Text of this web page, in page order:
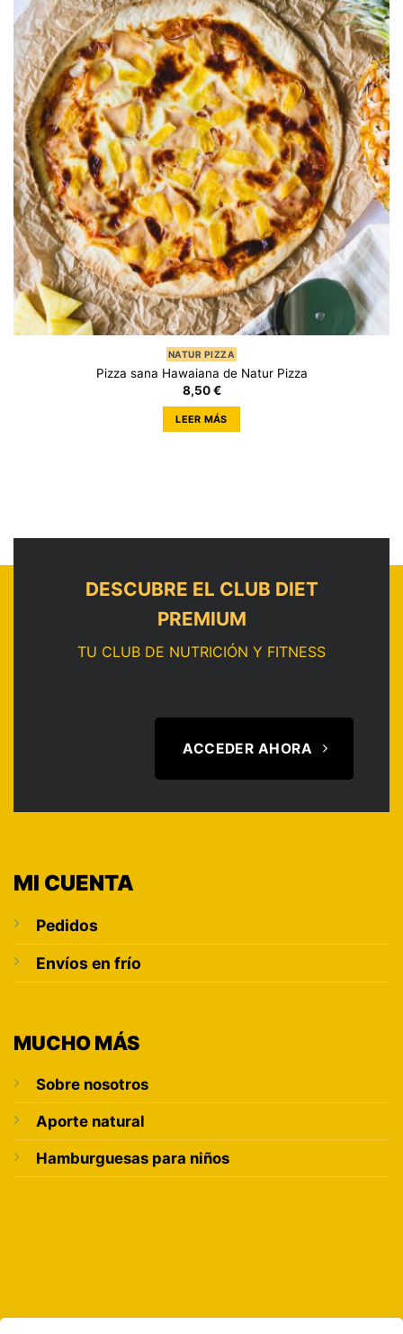
NATUR PIZZA
Pizza sana Hawaiana de Natur Pizza
8,50€
LEER MÁS
DESCUBRE EL CLUB DIET
PREMIUM
TU CLUB DE NUTRICIÓN Y FITNESS
ACCEDER AHORA
MI CUENTA
Pedidos
Envíos en frío
MUCHO MÁS
Sobre nosotros
Aporte natural
Hamburguesas para niños